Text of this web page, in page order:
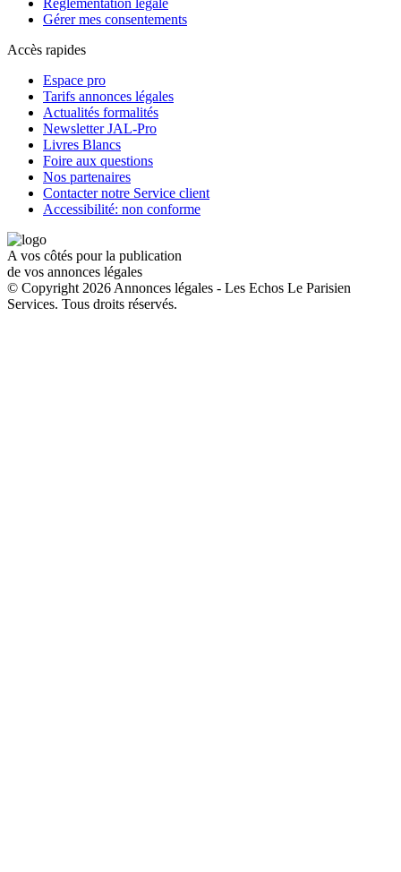
Réglementation légale
Gérer mes consentements
Accès rapides
Espace pro
Tarifs annonces légales
Actualités formalités
Newsletter JAL-Pro
Livres Blancs
Foire aux questions
Nos partenaires
Contacter notre Service client
Accessibilité: non conforme
A vos côtés pour la publication
de vos annonces légales
© Copyright 2026 Annonces légales - Les Echos Le Parisien
Services. Tous droits réservés.